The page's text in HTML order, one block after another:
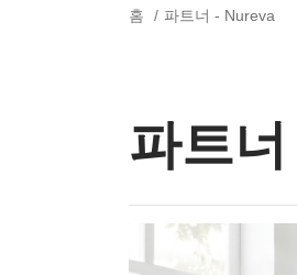
홈 파트너 - Nureva
파트